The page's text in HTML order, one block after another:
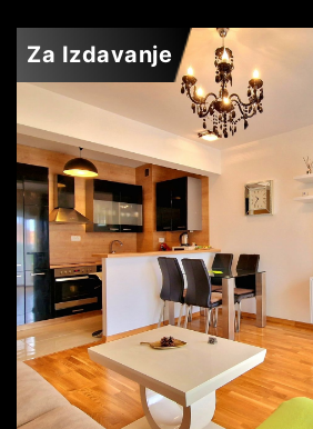
Za Izdavanje
BEČIĆI
600€
46 m 2